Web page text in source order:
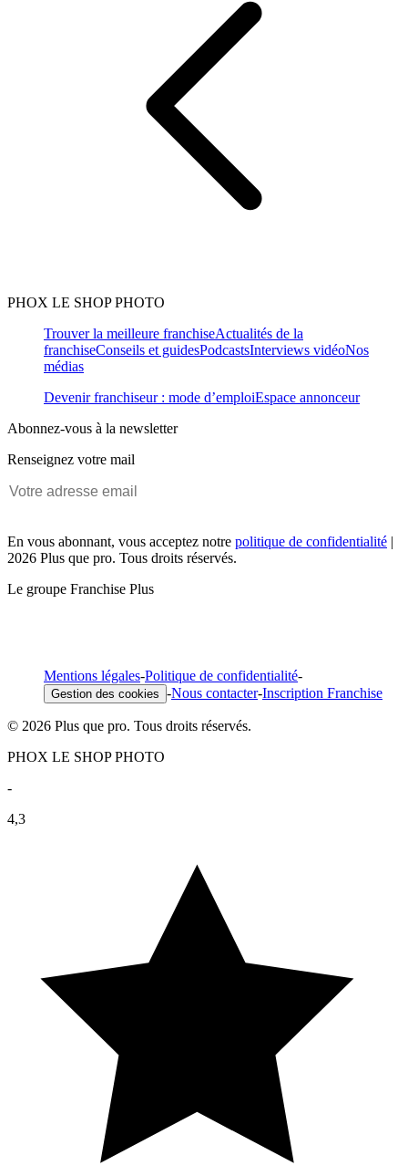
PHOX LE SHOP PHOTO
Trouver la meilleure franchiseActualités de la
franchiseConseils et guidesPodcastsInterviews vidéoNos
médias
Devenir franchiseur : mode d’emploiEspace annonceur
Abonnez-vous à la newsletter
Renseignez votre mail
En vous abonnant, vous acceptez notre politique de confidentialité |
2026 Plus que pro. Tous droits réservés.
Le groupe Franchise Plus
Mentions légales-Politique de confidentialité-
Gestion des cookies -Nous contacter-Inscription Franchise
© 2026 Plus que pro. Tous droits réservés.
PHOX LE SHOP PHOTO
-
4,3